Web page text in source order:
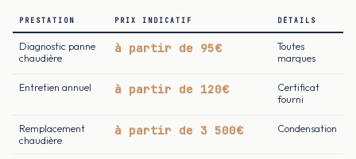
PRESTATION PRIX INDICATIF DÉTAILS
Diagnostic panne
chaudière
à partir de 95€
Toutes
marques
Entretien annuel à partir de 120€
Certificat
fourni
Remplacement
chaudière
à partir de 3 500€ Condensation